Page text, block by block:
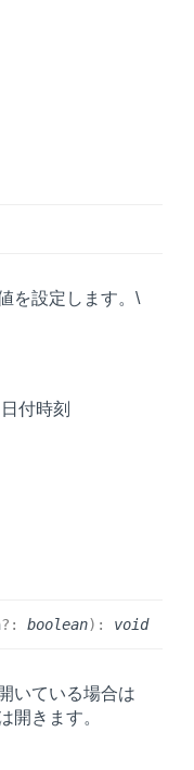
を設定します。\
付時刻
?: boolean) : void
いている場合は
開きます。